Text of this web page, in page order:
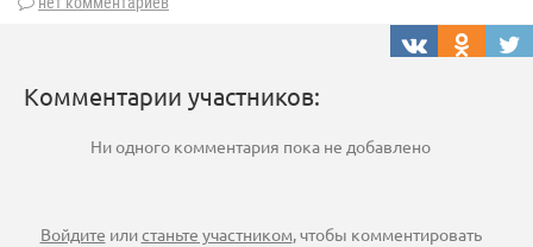
Комментарии участников:
Ни одного комментария пока не добавлено
Войдите илистаньте участником, чтобы комментировать